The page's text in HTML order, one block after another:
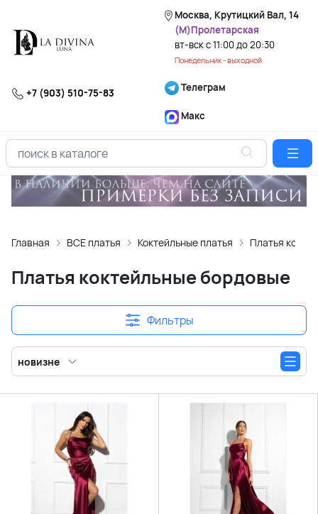
Москва, Крутицкий Вал, 14
(М)Пролетарская
вт-вск с 11:00 до 20:30
Понедельник - выходной
+7 (903) 510-75-83 Телеграм
Макс
Главная ВСЕ платья Коктейльные платья Платья
Платья коктейльные бордовые
Фильтры
новизне